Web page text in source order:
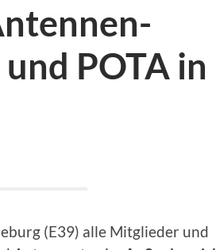
POTA in
(E39) alle Mitglieder und